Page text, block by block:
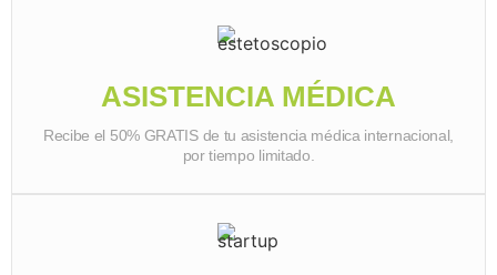
ASISTENCIA MÉDICA
Recibe el 50% GRATIS de tu asistencia médica internacional,
por tiempo limitado.